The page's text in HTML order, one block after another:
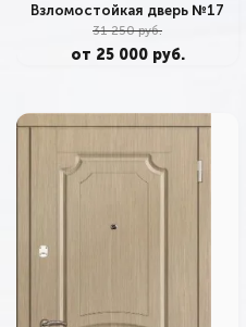
Взломостойкая дверь №17
31 250 руб.
от 25 000 руб.